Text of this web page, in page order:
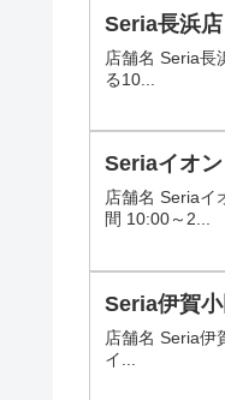
Seria長浜店
店舗名 Seria長
る10...
Seriaイオ
店舗名 Seriaイ
間 10:00～2...
Seria伊賀
店舗名 Seria伊
イ...